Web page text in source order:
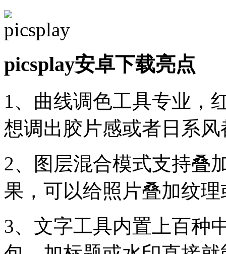
picsplay安卓下载亮点
1、曲线调色工具专业，
想调出胶片感或者日系
2、图层混合模式支持叠
果，可以给照片叠加纹
3、文字工具内置上百种